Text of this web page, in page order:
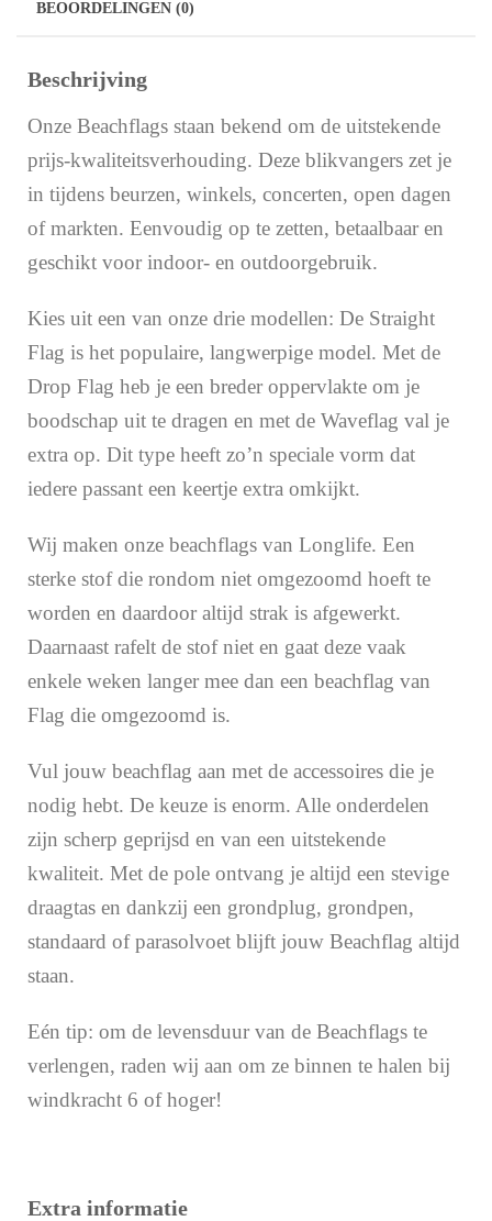
BEOORDELINGEN (0)
Beschrijving
Onze Beachflags staan bekend om de uitstekende
prijs-kwaliteitsverhouding. Deze blikvangers zet je
in tijdens beurzen, winkels, concerten, open dagen
of markten. Eenvoudig op te zetten, betaalbaar en
geschikt voor indoor- en outdoorgebruik.
Kies uit een van onze drie modellen: De Straight
Flag is het populaire, langwerpige model. Met de
Drop Flag heb je een breder oppervlakte om je
boodschap uit te dragen en met de Waveflag val je
extra op. Dit type heeft zo’n speciale vorm dat
iedere passant een keertje extra omkijkt.
Wij maken onze beachflags van Longlife. Een
sterke stof die rondom niet omgezoomd hoeft te
worden en daardoor altijd strak is afgewerkt.
Daarnaast rafelt de stof niet en gaat deze vaak
enkele weken langer mee dan een beachflag van
Flag die omgezoomd is.
Vul jouw beachflag aan met de accessoires die je
nodig hebt. De keuze is enorm. Alle onderdelen
zijn scherp geprijsd en van een uitstekende
kwaliteit. Met de pole ontvang je altijd een stevige
draagtas en dankzij een grondplug, grondpen,
standaard of parasolvoet blijft jouw Beachflag altijd
staan.
Eén tip: om de levensduur van de Beachflags te
verlengen, raden wij aan om ze binnen te halen bij
windkracht 6 of hoger!
Extra informatie